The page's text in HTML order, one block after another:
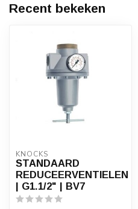
Recent bekeken
KNOCKS
STANDAARD
REDUCEERVENTIELEN
| G1.1/2" | BV7